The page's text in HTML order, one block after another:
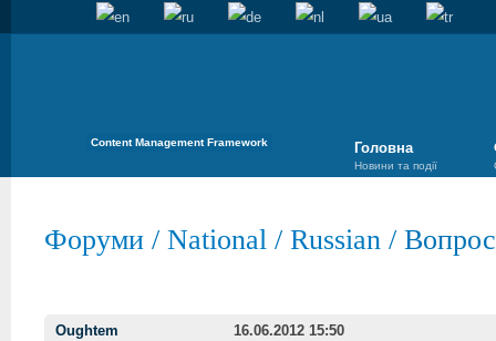
Content Management Framework Головна
Новини та події
Форуми / National / Russian /
Oughtem 16.06.2012 15:50